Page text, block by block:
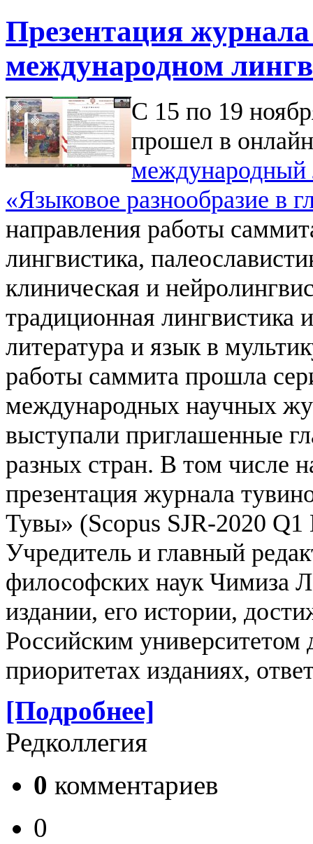
Презентация
международном
С 15 по 19
прошел в
международный
«Языковое разнообразие в
направления работы
лингвистика,
клиническая и
традиционная лингвистика
литература и язык в
работы саммита прошла
международных научных
выступали приглашенные
разных стран. В том числе
презентация журнала
Тувы» (Scopus SJR-2020
Учредитель и главный
философских наук Чимиза
издании, его истории,
Российским
приоритетах изданиях,
[Подробнее]
Редколлегия
0 комментариев
0